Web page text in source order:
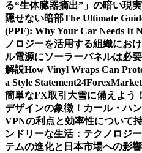
る“生体臓器摘出”」の暗い現
隠せない暗部The Ultimate
(PPF): Why Your Car Needs It
ノロジーを活用する組織にお
ル電源にソーラーパネルは必
解説How Vinyl Wraps Can
a Style Statement
簡単なFX取引 大雪に備えよう
デザインの象徴！カール・ハ
VPNの利点と効率性について
ンドリーな生活：テクノロジ
テムの進化と日本市場への影響